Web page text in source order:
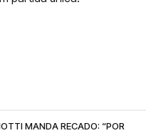
MANDA RECADO: “POR